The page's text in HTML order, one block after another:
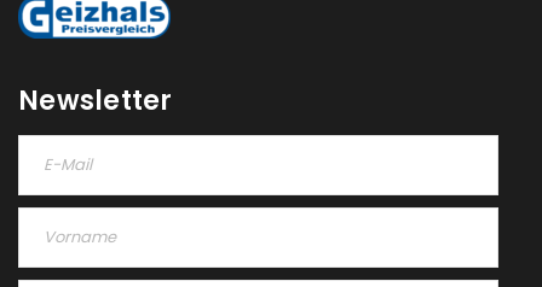
Newsletter